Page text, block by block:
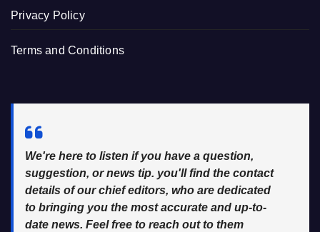
Privacy Policy
Terms and Conditions
We're here to listen if you have a question,
suggestion, or news tip. you'll find the contact
details of our chief editors, who are dedicated
to bringing you the most accurate and up-to-
date news. Feel free to reach out to them